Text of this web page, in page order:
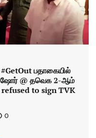
பதாகையில்
@ தவெக 2-ஆம்
to sign TVK
0